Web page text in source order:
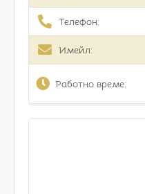
Телефон:
Имейл:
Работно време: